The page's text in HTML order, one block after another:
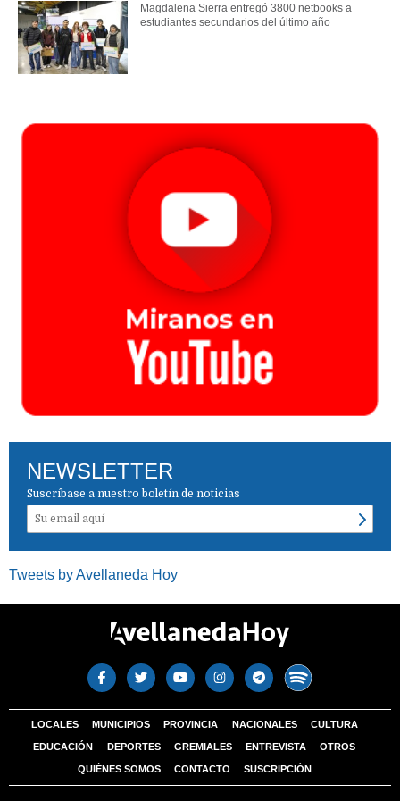
Magdalena Sierra entregó 3800 netbooks a
estudiantes secundarios del último año
NEWSLETTER
Suscríbase a nuestro boletín de noticias
Tweets by Avellaneda Hoy
LOCALES MUNICIPIOS PROVINCIA NACIONALES CULTURA
EDUCACIÓN DEPORTES GREMIALES ENTREVISTA OTROS
QUIÉNES SOMOS CONTACTO SUSCRIPCIÓN